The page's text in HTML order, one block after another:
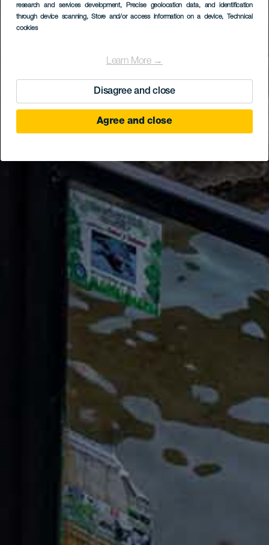
research and services development, Precise geolocation data, and identification
through device scanning, Store and/or access information on a device, Technical
cookies
Learn More →
Disagree and close
Agree and close